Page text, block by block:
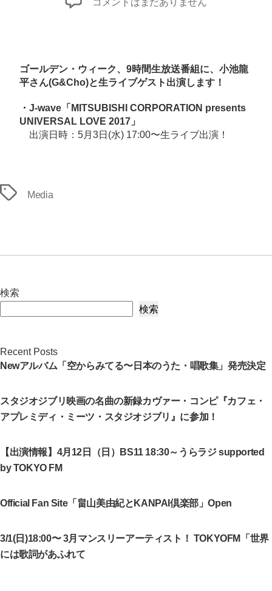
出
演
報！
へ
コメントはまだありません
ゴールデン・ウィーク、9時間生放送番組に、 小池龍
平さん(G&Cho)と生ライブゲスト出演します！
・J-wave「 MITSUBISHI CORPORATION presents
UNIVERSAL LOVE 2017 」
出演日時：5月3日(水) 17:00〜生ライブ出演！
タ
Media
検索
検索
Recent Posts
Newアルバム「空からみてる〜日本のうた・唱歌集」発売決定
スタジオジブリ映画の名曲の新録カヴァー・コンピ『カフェ・
アプレミディ・ミーツ・スタジオジブリ』に参加！
【出演情報】4月12日（日）BS11 18:30～うらラジ supported
by TOKYO FM
Official Fan Site「畠山美由紀とKANPAI倶楽部」Open
3/1(日)18:00〜 3月マンスリーアーティスト！ TOKYOFM「世界
には歌詞があふれて